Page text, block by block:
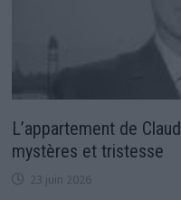
L’appartement de
mystères et tristesse
23 juin 2026